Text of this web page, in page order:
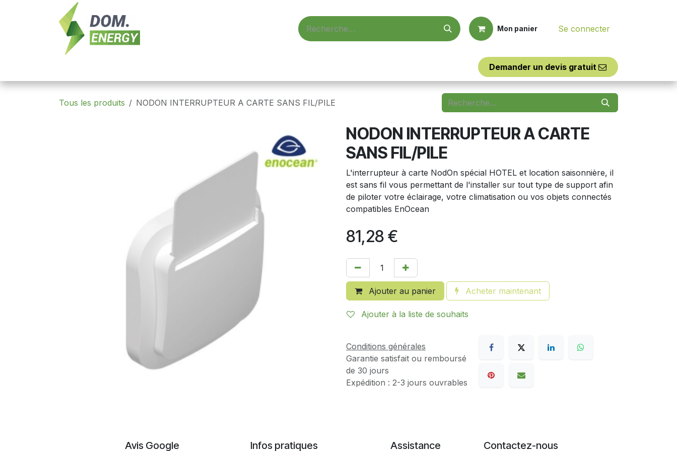
Se rendre au contenu
Mon panier Se connecter
Outillages Assistance
Demander un d​​evis ​​gratuit
Tous les produits NODON INTERRUPTEUR A CARTE SANS FIL/PILE
NODON INTERRUPTEUR A CARTE
SANS FIL/PILE
L'interrupteur à carte NodOn spécial HOTEL et location saisonnière, il
est sans fil vous permettant de l'installer sur tout type de support afin
de piloter votre éclairage, votre climatisation ou vos objets connectés
compatibles EnOcean
81,28 €
Ajouter au panier Acheter maintenant
Ajouter à la liste de souhaits
Conditions générales
Garantie satisfait ou remboursé
de 30 jours
Expédition : 2-3 jours ouvrables
Contactez-nous
Infos pratiques Assistance
Avis Google